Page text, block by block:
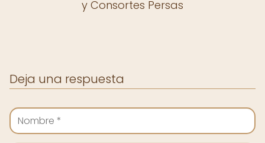
y Consortes Persas
Deja una respuesta